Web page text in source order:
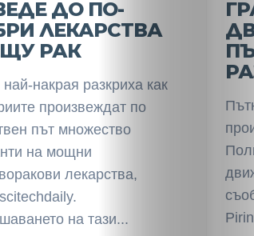
ДО ПО-
ЛЕКАРСТВА
РАК
накрая разкриха как
произвеждат по
път множество
на мощни
лекарства,
на тази...